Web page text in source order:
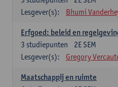
Lesgever(s):
Bhumi
Erfgoed: beleid en
2E SEM
3 studiepunten
Lesgever(s):
Gregory
Maatschappij en ruimte